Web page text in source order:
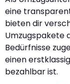
eine
bieten dir
Umzugspakete
Bedürfnisse
einen
bezahlbar ist.